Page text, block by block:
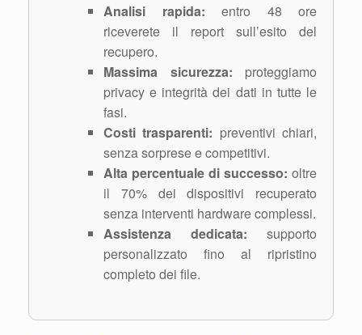
Analisi rapida: entro 48 ore
riceverete il report sull’esito del
recupero.
Massima sicurezza: proteggiamo
privacy e integrità dei dati in tutte le
fasi.
Costi trasparenti: preventivi chiari,
senza sorprese e competitivi.
Alta percentuale di successo: oltre
il 70% dei dispositivi recuperato
senza interventi hardware complessi.
Assistenza dedicata: supporto
personalizzato fino al ripristino
completo dei file.